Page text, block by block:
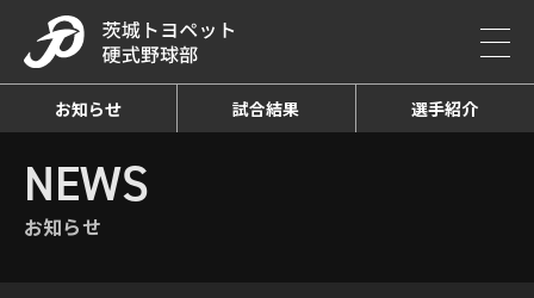
お知らせ 試合結果 選手紹介
HOME お知らせ詳細
NEWS
お知らせ